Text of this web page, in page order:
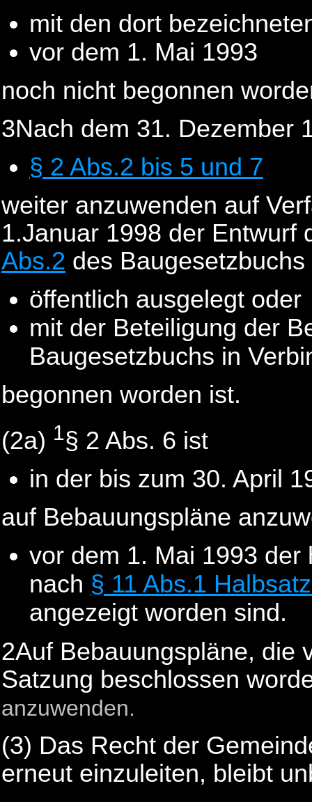
mit den dort
vor dem 1. Mai 1993
noch nicht begonnen
3Nach dem 31. Dezember
§ 2 Abs.2 bis 5 und 7
weiter anzuwenden auf
1.Januar 1998 der
Abs.2 des Baugesetzbuchs
öffentlich ausgelegt oder
mit der Beteiligung der
Baugesetzbuchs in
begonnen worden ist.
(2a) 1§ 2 Abs. 6 ist
in der bis zum 30. April
auf Bebauungspläne
vor dem 1. Mai 1993 der
nach § 11 Abs.1
angezeigt worden sind.
2Auf Bebauungspläne, die
Satzung beschlossen
anzuwenden.
(3) Das Recht der
erneut einzuleiten, bleibt